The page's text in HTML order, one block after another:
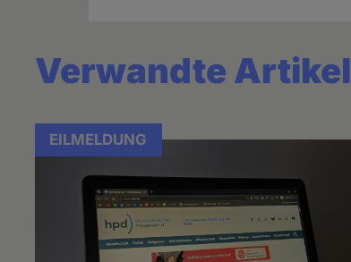
Verwandte Artikel
EILMELDUNG